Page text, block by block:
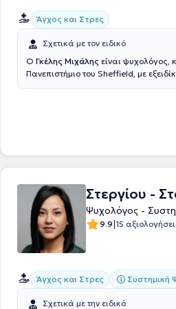
Άγχος και Στρες
Σχετικά με τον ειδικό
Ο Γκέλης Μιχάλης είναι ψυχολόγος,
Πανεπιστήμιο του Sheffield, με
Στεργίου -
Ψυχολόγος -
9.9|15
Άγχος και Στρες Συστημική
Σχετικά με την ειδικό